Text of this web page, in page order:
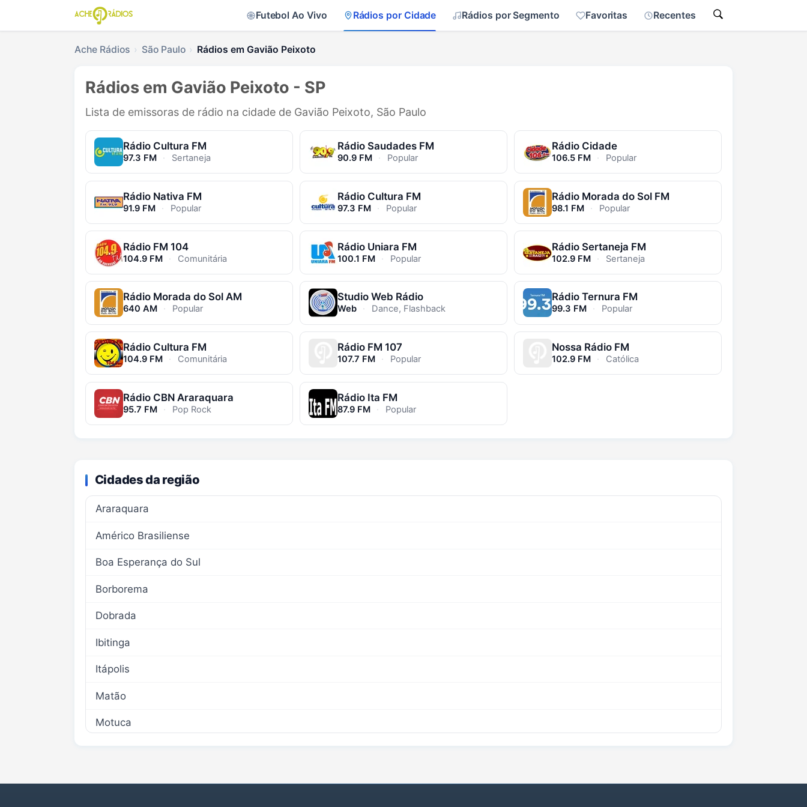
Futebol Ao Vivo Rádios por Cidade Rádios por Segmento Favoritas Recentes
Ache Rádios São Paulo Rádios em Gavião Peixoto
Rádios em Gavião Peixoto - SP
Lista de emissoras de rádio na cidade de Gavião Peixoto, São Paulo
Rádio Cultura FM
97.3 FM · Sertaneja
Rádio Saudades FM
90.9 FM · Popular
Rádio Cidade
106.5 FM · Popular
Rádio Nativa FM
91.9 FM · Popular
Rádio Cultura FM
97.3 FM · Popular
Rádio Morada do Sol FM
98.1 FM · Popular
Rádio FM 104
104.9 FM · Comunitária
Rádio Uniara FM
100.1 FM · Popular
Rádio Sertaneja FM
102.9 FM · Sertaneja
Rádio Morada do Sol AM
640 AM · Popular
Studio Web Rádio
Web · Dance, Flashback
Rádio Ternura FM
99.3 FM · Popular
Rádio Cultura FM
104.9 FM · Comunitária
Rádio FM 107
107.7 FM · Popular
Nossa Rádio FM
102.9 FM · Católica
Rádio CBN Araraquara
95.7 FM · Pop Rock
Rádio Ita FM
87.9 FM · Popular
Cidades da região
Araraquara
Américo Brasiliense
Boa Esperança do Sul
Borborema
Dobrada
Ibitinga
Itápolis
Matão
Motuca